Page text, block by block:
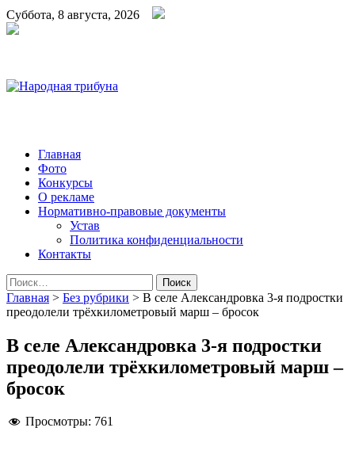
Суббота, 8 августа, 2026
Народная трибуна
Калининская районная газета
Главная
Фото
Конкурсы
О рекламе
Нормативно-правовые документы
Устав
Политика конфиденциальности
Контакты
Найти:
Главная > Без рубрики > В селе Александровка 3-я подростки
преодолели трёхкилометровый марш – бросок
В селе Александровка 3-я подростки
преодолели трёхкилометровый марш –
бросок
Просмотры: 761